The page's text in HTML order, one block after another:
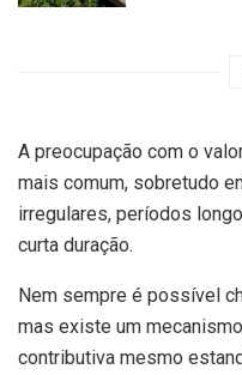
A preocupação com o
mais comum, sobretudo
irregulares, períodos
curta duração.
Nem sempre é possível
mas existe um
contributiva mesmo